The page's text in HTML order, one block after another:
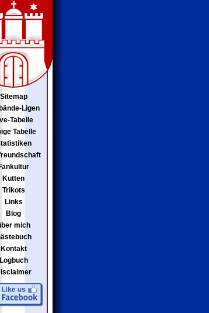
Sitemap
Ligen
Tabelle
Tabelle
Kutten
Trikots
Links
Blog
mich
Kontakt
Logbuch